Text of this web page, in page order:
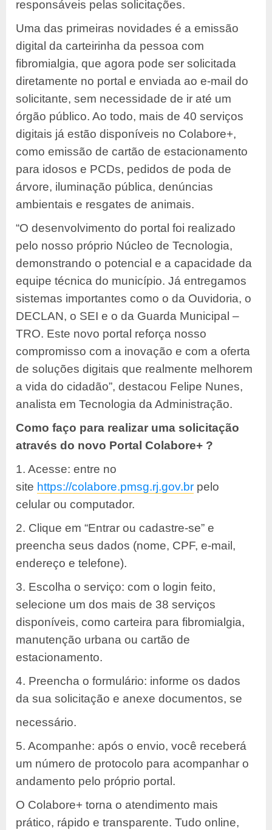
responsáveis pelas solicitações.
Uma das primeiras novidades é a emissão
digital da carteirinha da pessoa com
fibromialgia, que agora pode ser solicitada
diretamente no portal e enviada ao e-mail do
solicitante, sem necessidade de ir até um
órgão público. Ao todo, mais de 40 serviços
digitais já estão disponíveis no Colabore+,
como emissão de cartão de estacionamento
para idosos e PCDs, pedidos de poda de
árvore, iluminação pública, denúncias
ambientais e resgates de animais.
“O desenvolvimento do portal foi realizado
pelo nosso próprio Núcleo de Tecnologia,
demonstrando o potencial e a capacidade da
equipe técnica do município. Já entregamos
sistemas importantes como o da Ouvidoria, o
DECLAN, o SEI e o da Guarda Municipal –
TRO. Este novo portal reforça nosso
compromisso com a inovação e com a oferta
de soluções digitais que realmente melhorem
a vida do cidadão”, destacou Felipe Nunes,
analista em Tecnologia da Administração.
Como faço para realizar uma solicitação
através do novo Portal Colabore+ ?
1. Acesse: entre no
site https://colabore.pmsg.rj.gov.br pelo
celular ou computador.
2. Clique em “Entrar ou cadastre-se” e
preencha seus dados (nome, CPF, e-mail,
endereço e telefone).
3. Escolha o serviço: com o login feito,
selecione um dos mais de 38 serviços
disponíveis, como carteira para fibromialgia,
manutenção urbana ou cartão de
estacionamento.
4. Preencha o formulário: informe os dados
da sua solicitação e anexe documentos, se
necessário.
5. Acompanhe: após o envio, você receberá
um número de protocolo para acompanhar o
andamento pelo próprio portal.
O Colabore+ torna o atendimento mais
prático, rápido e transparente. Tudo online,